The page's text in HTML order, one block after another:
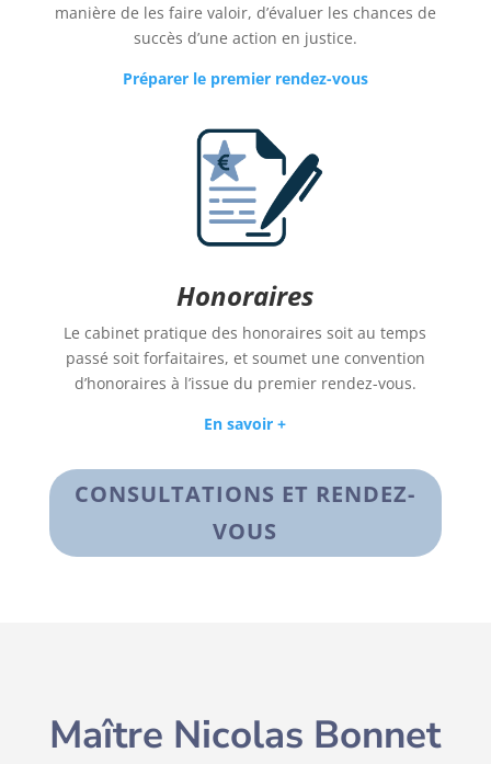
manière de les faire valoir, d’évaluer les chances de
succès d’une action en justice.
Préparer le premier rendez-vous
Honoraires
Le cabinet pratique des honoraires soit au temps
passé soit forfaitaires, et soumet une convention
d’honoraires à l’issue du premier rendez-vous.
En savoir +
CONSULTATIONS ET RENDEZ-
VOUS
Maître Nicolas Bonnet